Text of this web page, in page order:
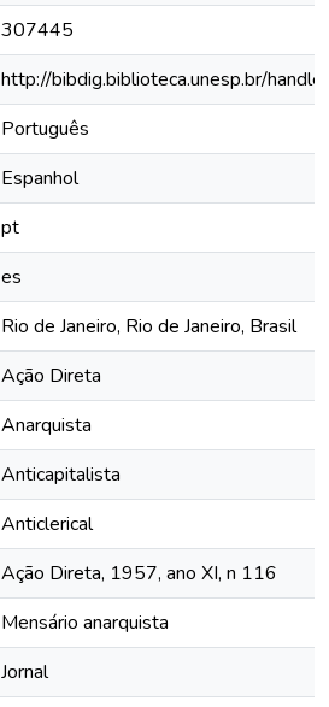
307445
http://bibdig.biblioteca.unesp.br/
Português
Espanhol
pt
es
Rio de Janeiro, Rio de Janeiro, Brasil
Ação Direta
Anarquista
Anticapitalista
Anticlerical
Ação Direta, 1957, ano XI, n 116
Mensário anarquista
Jornal